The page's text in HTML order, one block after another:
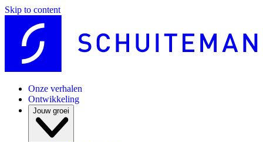
Skip to content
Onze verhalen
Ontwikkeling
Jouw groei